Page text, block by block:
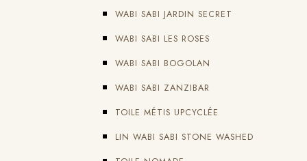
WABI SABI JARDIN SECRET
WABI SABI LES ROSES
WABI SABI BOGOLAN
WABI SABI ZANZIBAR
TOILE MÉTIS UPCYCLÉE
LIN WABI SABI STONE WASHED